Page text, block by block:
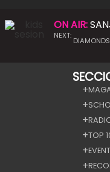
ON AIR:
NEXT:
TOP